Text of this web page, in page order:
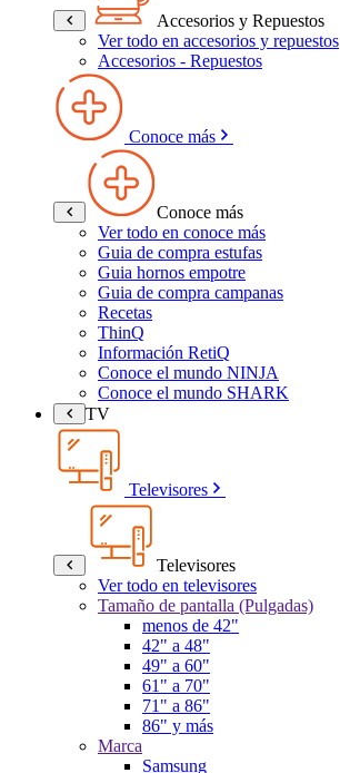
Accesorios y Repuestos
Ver todo en accesorios y repuestos
Accesorios - Repuestos
Conoce más
Conoce más
Ver todo en conoce más
Guia de compra estufas
Guia hornos empotre
Guia de compra campanas
Recetas
ThinQ
Información RetiQ
Conoce el mundo NINJA
Conoce el mundo SHARK
TV
Televisores
Televisores
Ver todo en televisores
Tamaño de pantalla (Pulgadas)
menos de 42"
42" a 48"
49" a 60"
61" a 70"
71" a 86"
86" y más
Marca
Samsung